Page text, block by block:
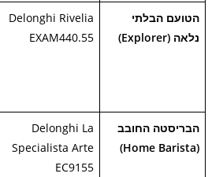
הטועם הבלתי
נלאה (Explorer)
Delonghi Rivelia
EXAM440.55
הבריסטה החובב
(Home Barista)
Delonghi La
Specialista Arte
EC9155